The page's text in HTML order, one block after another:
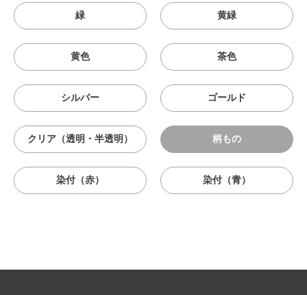
緑 黄緑
黄色 茶色
シルバー ゴールド
クリア（透明・半透明） 柄もの
染付（赤） 染付（青）